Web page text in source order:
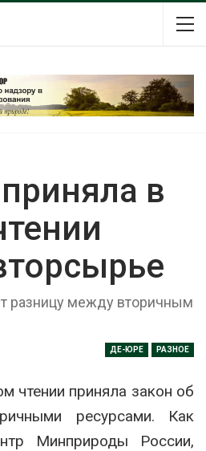
в
разницу между вторичным
ДЕ-ЮРЕ РАЗНОЕ
чтении приняла закон об
ресурсами. Как
Минприроды России,